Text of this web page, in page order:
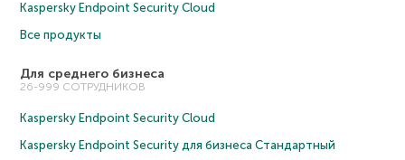
Kaspersky Endpoint Security Cloud
Все продукты
Для среднего бизнеса
26-999 СОТРУДНИКОВ
Kaspersky Endpoint Security Cloud
Kaspersky Endpoint Security для бизнеса Cтандартный